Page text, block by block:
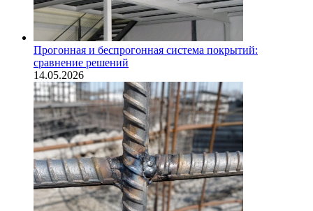
Прогонная и беспрогонная система покрытий:
сравнение решений
14.05.2026